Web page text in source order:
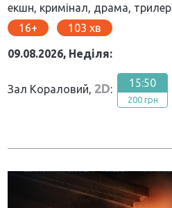
екшн, кримінал, драма, трилер
16
103
09.08.2026, Неділя:
Зал Кораловий, 2D: 15:50
200 грн